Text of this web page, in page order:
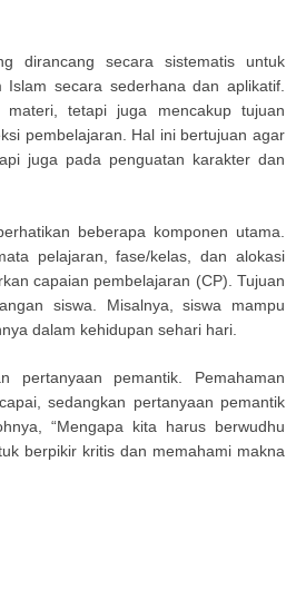
dirancang secara sistematis untuk
secara sederhana dan aplikatif.
tetapi juga mencakup tujuan
pembelajaran. Hal ini bertujuan agar
juga pada penguatan karakter dan
beberapa komponen utama.
pelajaran, fase/kelas, dan alokasi
capaian pembelajaran (CP). Tujuan
siswa. Misalnya, siswa mampu
dalam kehidupan sehari hari.
pertanyaan pemantik. Pemahaman
sedangkan pertanyaan pemantik
“Mengapa kita harus berwudhu
berpikir kritis dan memahami makna